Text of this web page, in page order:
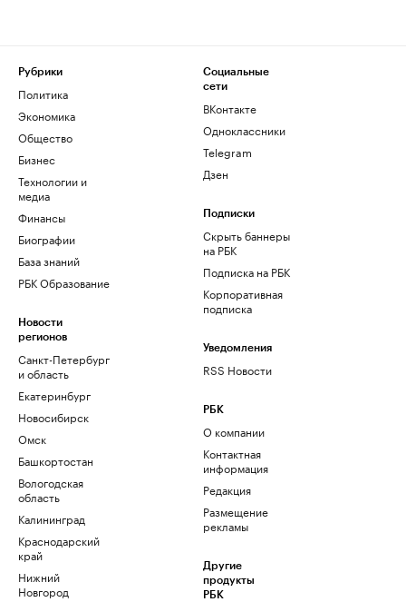
Рубрики
Политика
Экономика
Общество
Бизнес
Технологии и
медиа
Финансы
Биографии
База знаний
РБК Образование
Новости
регионов
Санкт-Петербург
и область
Екатеринбург
Новосибирск
Омск
Башкортостан
Вологодская
область
Калининград
Краснодарский
край
Нижний
Новгород
Социальные
сети
ВКонтакте
Одноклассники
Telegram
Дзен
Подписки
Скрыть баннеры
на РБК
Подписка на РБК
Корпоративная
подписка
Уведомления
RSS Новости
РБК
О компании
Контактная
информация
Редакция
Размещение
рекламы
Другие
продукты
РБК